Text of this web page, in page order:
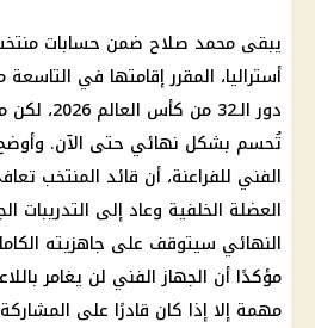
يبقى محمد صلاح ضمن حسابات
أستراليا، المقرر إقامتها في
دور الـ32
تُحسم بشكل نهائي حتى الآن.
الفني للفراعنة، أن قائد المنتخب
العضلة الخلفية وعاد إلى التدريبات
النهائي سيتوقف على جاهزيته
مؤكدًا أن الجهاز الفني لن يغامر
مهمة إلا إذا كان قادرًا على